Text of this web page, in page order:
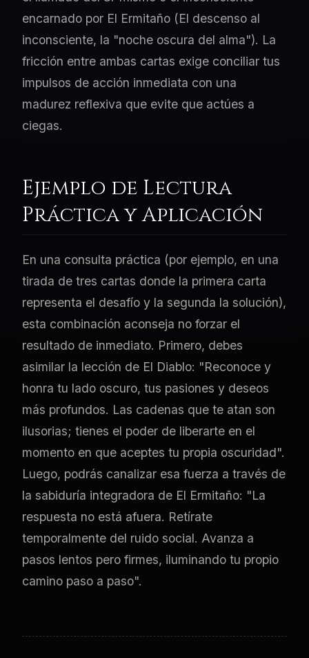
encarnado por El Ermitaño (El descenso al
inconsciente, la "noche oscura del alma"). La
fricción entre ambas cartas exige conciliar tus
impulsos de acción inmediata con una
madurez reflexiva que evite que actúes a
ciegas.
Ejemplo de Lectura
Práctica y Aplicación
En una consulta práctica (por ejemplo, en una
tirada de tres cartas donde la primera carta
representa el desafío y la segunda la solución),
esta combinación aconseja no forzar el
resultado de inmediato. Primero, debes
asimilar la lección de El Diablo: "Reconoce y
honra tu lado oscuro, tus pasiones y deseos
más profundos. Las cadenas que te atan son
ilusorias; tienes el poder de liberarte en el
momento en que aceptes tu propia oscuridad".
Luego, podrás canalizar esa fuerza a través de
la sabiduría integradora de El Ermitaño: "La
respuesta no está afuera. Retírate
temporalmente del ruido social. Avanza a
pasos lentos pero firmes, iluminando tu propio
camino paso a paso".